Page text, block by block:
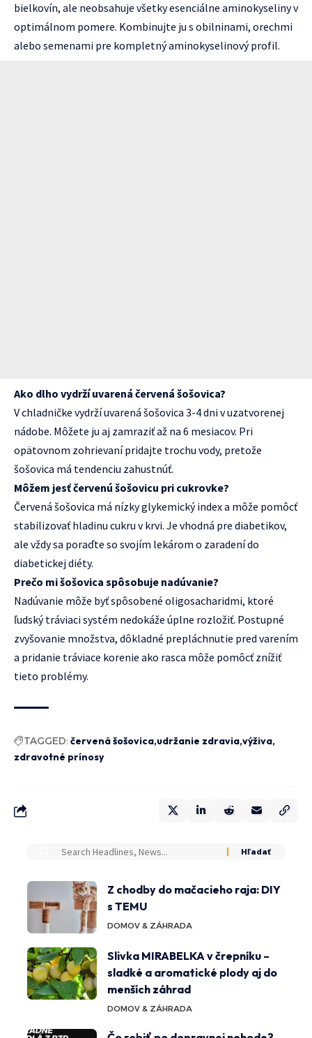
bielkovín, ale neobsahuje všetky esenciálne aminokyseliny v
optimálnom pomere. Kombinujte ju s obilninami, orechmi
alebo semenami pre kompletný aminokyselinový profil.
Ako dlho vydrží uvarená červená šošovica?
V chladničke vydrží uvarená šošovica 3-4 dni v uzatvorenej
nádobe. Môžete ju aj zamraziť až na 6 mesiacov. Pri
opätovnom zohrievaní pridajte trochu vody, pretože
šošovica má tendenciu zahustnúť.
Môžem jesť červenú šošovicu pri cukrovke?
Červená šošovica má nízky glykemický index a môže pomôcť
stabilizovať hladinu cukru v krvi. Je vhodná pre diabetikov,
ale vždy sa poraďte so svojím lekárom o zaradení do
diabetickej diéty.
Prečo mi šošovica spôsobuje nadúvanie?
Nadúvanie môže byť spôsobené oligosacharidmi, ktoré
ľudský tráviaci systém nedokáže úplne rozložiť. Postupné
zvyšovanie množstva, dôkladné prepláchnutie pred varením
a pridanie tráviace korenie ako rasca môže pomôcť znížiť
tieto problémy.
TAGGED:červená šošovica udržanie zdravia výživa
zdravotné prínosy
Z chodby do mačacieho raja: DIY
s TEMU
DOMOV & ZÁHRADA
Slivka MIRABELKA v črepníku –
sladké a aromatické plody aj do
menších záhrad
DOMOV & ZÁHRADA